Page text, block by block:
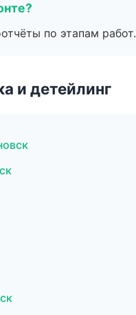
по этапам работ.
и детейлинг